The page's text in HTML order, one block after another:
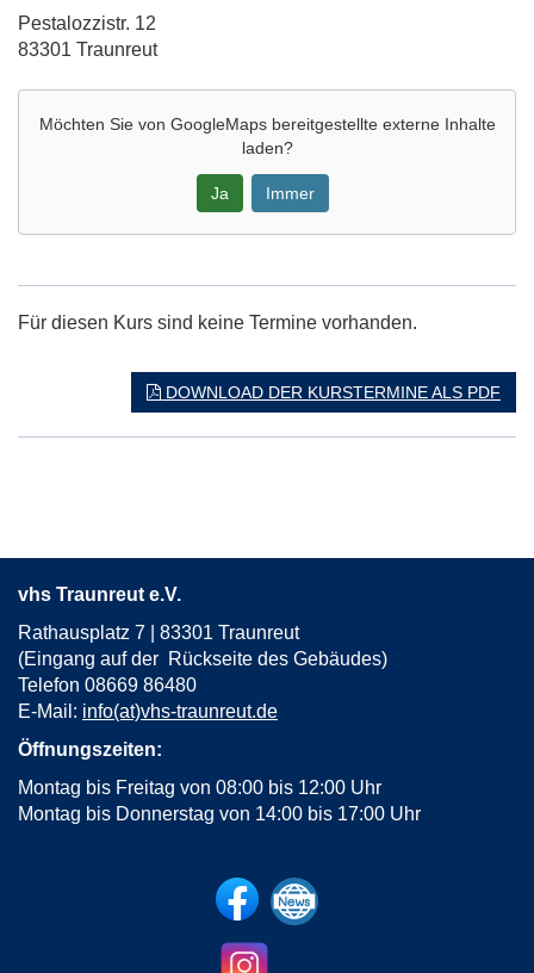
Adresse:
Pestalozzistr. 12
83301 Traunreut
Möchten Sie von GoogleMapsbereitgestellte externe Inhalte
laden?
Ja Immer
Maps
Karte
öffnen
Für diesen Kurs sind keine Termine vorhanden.
DOWNLOAD DER KURSTERMINE ALS PDF
vhs Traunreut e.V.
Rathausplatz 7 | 83301 Traunreut
(Eingang auf der Rückseite des Gebäudes)
Telefon 08669 86480
E-Mail: info(at)vhs-traunreut.de
Öffnungszeiten:
Montag bis Freitag von 08:00 bis 12:00 Uhr
Montag bis Donnerstag von 14:00 bis 17:00 Uhr